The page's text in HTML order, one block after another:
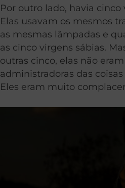
Por outro lado, havia cinco
Elas usavam os mesmos
as mesmas lâmpadas e
as cinco virgens sábias.
outras cinco, elas não
administradoras das
Eles eram muito